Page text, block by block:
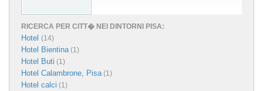
RICERCA PER CITT� NEI DINTORNI PISA:
Hotel (14)
Hotel Bientina(1)
Hotel Buti (1)
Hotel Calambrone, Pisa(1)
Hotel calci (1)